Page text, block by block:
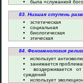
была «служанкой
83. Низшая ступень
эстетическая
социальная
биологическая
этическая
84. Феноменология
использует
занимается
воздерживается
суждений
использует